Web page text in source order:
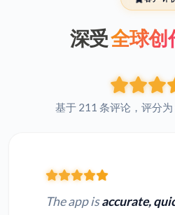
深受全球创
基于 211 条评论，评分为
The app isaccurate,